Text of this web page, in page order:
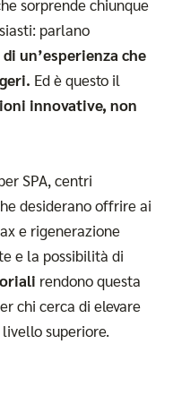
sorprende chiunque
parlano
un’esperienza che
Ed è questo il
innovative, non
SPA, centri
desiderano offrire ai
e rigenerazione
e la possibilità di
rendono questa
chi cerca di elevare
superiore.